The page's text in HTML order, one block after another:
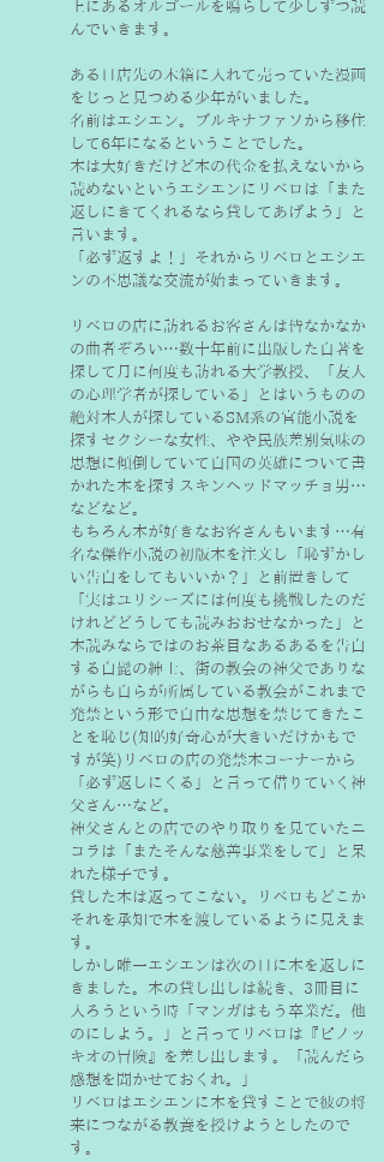
上にあるオルゴールを鳴らして少しずつ読
んでいきます。
ある日店先の木箱に入れて売っていた漫画
をじっと見つめる少年がいました。
名前はエシエン。ブルキナファソから移住
して6年になるということでした。
本は大好きだけど本の代金を払えないから
読めないというエシエンにリベロは「また
返しにきてくれるなら貸してあげよう」と
言います。
「必ず返すよ！」それからリベロとエシエ
ンの不思議な交流が始まっていきます。
リベロの店に訪れるお客さんは皆なかなか
の曲者ぞろい…数十年前に出版した自著を
探して月に何度も訪れる大学教授、「友人
の心理学者が探している」とはいうものの
絶対本人が探しているSM系の官能小説を
探すセクシーな女性、やや民族差別気味の
思想に傾倒していて自国の英雄について書
かれた本を探すスキンヘッドマッチョ男…
などなど。
もちろん本が好きなお客さんもいます…有
名な傑作小説の初版本を注文し「恥ずかし
い告白をしてもいいか？」と前置きして
「実はユリシーズには何度も挑戦したのだ
けれどどうしても読みおおせなかった」と
本読みならではのお茶目なあるあるを告白
する白髭の紳士、街の教会の神父でありな
がらも自らが所属している教会がこれまで
発禁という形で自由な思想を禁じてきたこ
とを恥じ(知的好奇心が大きいだけかもで
すが笑)リベロの店の発禁本コーナーから
「必ず返しにくる」と言って借りていく神
父さん…など。
神父さんとの店でのやり取りを見ていたニ
コラは「またそんな慈善事業をして」と呆
れた様子です。
貸した本は返ってこない。リベロもどこか
それを承知で本を渡しているように見えま
す。
しかし唯一エシエンは次の日に本を返しに
きました。本の貸し出しは続き、3冊目に
入ろうという時「マンガはもう卒業だ。他
のにしよう。」と言ってリベロは『ピノッ
キオの冒険』を差し出します。「読んだら
感想を聞かせておくれ。」
リベロはエシエンに本を貸すことで彼の将
来につながる教養を授けようとしたので
す。